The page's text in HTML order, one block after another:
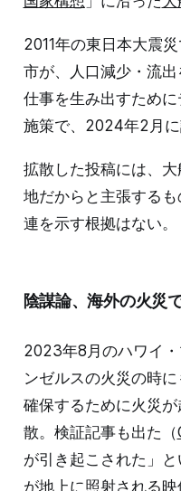
2011年の東日本大震
市が、人口減少・流出
仕事を生み出すため
施策で、2024年2月に
拡散した投稿には、
地だからと主張する
連を示す根拠はない。
陰謀論、海外の火災
2023年8月のハワイ
ンゼルスの火災の時
確保するために火災
散。検証記事も出た（
が引き起こされた」
が地上に照射される映